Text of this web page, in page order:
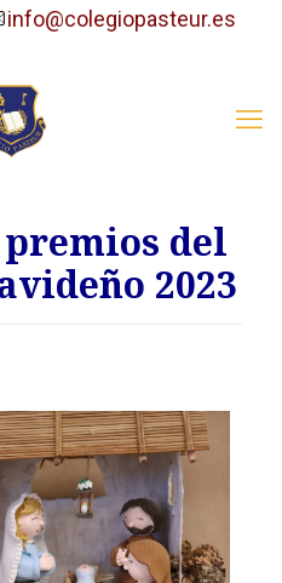
info@colegiopasteur.es
del
2023